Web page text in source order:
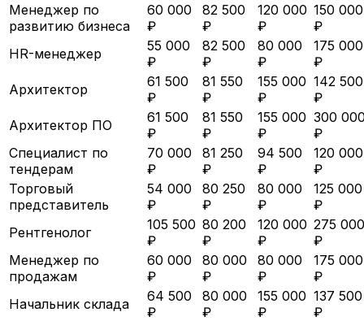
Менеджер по
развитию бизнеса
60 000
₽
82 500
₽
120 000
₽
150 000
₽
HR-менеджер
55 000
₽
82 500
₽
80 000
₽
175 000
₽
Архитектор
61 500
₽
81 550
₽
155 000
₽
142 500
₽
Архитектор ПО
61 500
₽
81 550
₽
155 000
₽
300
₽
Специалист по
тендерам
70 000
₽
81 250
₽
94 500
₽
120 000
₽
Торговый
представитель
54 000
₽
80 250
₽
80 000
₽
125 000
₽
Рентгенолог
105 500
₽
80 200
₽
120 000
₽
275 000
₽
Менеджер по
продажам
60 000
₽
80 000
₽
80 000
₽
175 000
₽
Начальник склада
64 500
₽
80 000
₽
155 000
₽
137 500
₽